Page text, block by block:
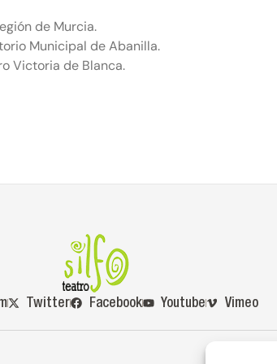
de Murcia.
Municipal de Abanilla.
Victoria de Blanca.
Twitter Facebook Youtube Vimeo